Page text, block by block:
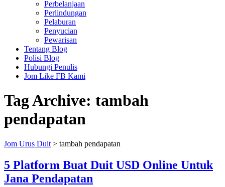
Perbelanjaan
Perlindungan
Pelaburan
Penyucian
Pewarisan
Tentang Blog
Polisi Blog
Hubungi Penulis
Jom Like FB Kami
Tag Archive: tambah
pendapatan
Jom Urus Duit > tambah pendapatan
5 Platform Buat Duit USD Online Untuk
Jana Pendapatan